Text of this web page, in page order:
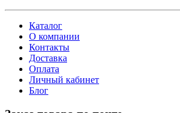
Каталог
О компании
Контакты
Доставка
Оплата
Личный кабинет
Блог